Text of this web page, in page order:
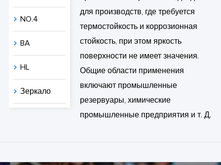
NO.4
BA
HL
Зеркало
для производств, где требуется
термостойкость и коррозионная
стойкость, при этом яркость
поверхности не имеет значения.
Общие области применения
включают промышленные
резервуары, химические
промышленные предприятия и т. Д.